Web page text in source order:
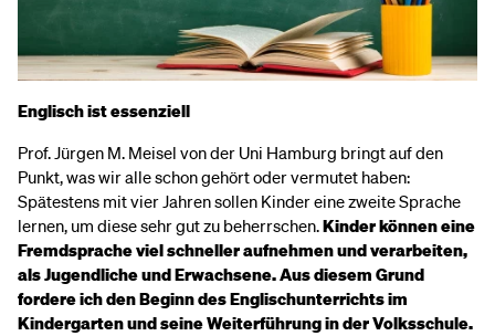
Englisch ist essenziell
Prof. Jürgen M. Meisel von der Uni Hamburg bringt auf den
Punkt, was wir alle schon gehört oder vermutet haben:
Spätestens mit vier Jahren sollen Kinder eine zweite Sprache
lernen, um diese sehr gut zu beherrschen.Kinder können eine
Fremdsprache viel schneller aufnehmen und verarbeiten,
als Jugendliche und Erwachsene. Aus diesem Grund
fordere ich den Beginn des Englischunterrichts im
Kindergarten und seine Weiterführung in der Volksschule.